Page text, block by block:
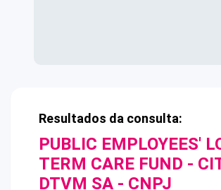
Resultados da consulta:
PUBLIC EMPLOYEES'
TERM CARE FUND -
DTVM SA - CNPJ